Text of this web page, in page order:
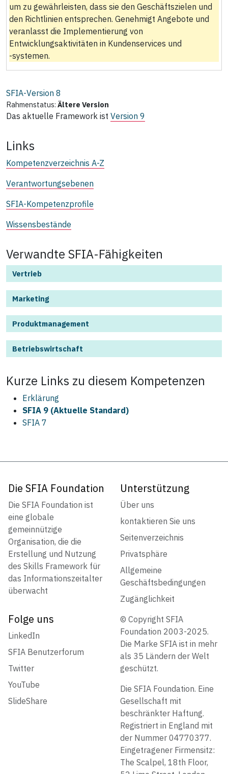
um zu gewährleisten, dass sie den Geschäftszielen und
den Richtlinien entsprechen. Genehmigt Angebote und
veranlasst die Implementierung von
Entwicklungsaktivitäten in Kundenservices und
‑systemen.
SFIA-Version 8
Rahmenstatus: Ältere Version
Das aktuelle Framework ist Version 9
Links
Kompetenzverzeichnis A-Z
Verantwortungsebenen
SFIA-Kompetenzprofile
Wissensbestände
Verwandte SFIA-Fähigkeiten
Vertrieb
Marketing
Produktmanagement
Betriebswirtschaft
Kurze Links zu diesem Kompetenzen
Erklärung
SFIA 9 (Aktuelle Standard)
SFIA 7
Die SFIA Foundation
Die SFIA Foundation ist
eine globale
gemeinnützige
Organisation, die die
Erstellung und Nutzung
des Skills Framework für
das Informationszeitalter
überwacht
Unterstützung
Über uns
kontaktieren Sie uns
Seitenverzeichnis
Privatsphäre
Allgemeine
Geschäftsbedingungen
Zugänglichkeit
Folge uns
LinkedIn
SFIA Benutzerforum
Twitter
YouTube
SlideShare
© Copyright SFIA
Foundation 2003-2025.
Die Marke SFIA ist in mehr
als 35 Ländern der Welt
geschützt.
Die SFIA Foundation. Eine
Gesellschaft mit
beschränkter Haftung.
Registriert in England mit
der Nummer 04770377.
Eingetragener Firmensitz:
The Scalpel, 18th Floor,